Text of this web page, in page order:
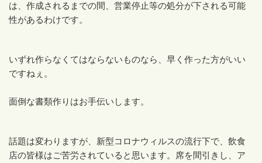
は、作成されるまでの間、営業停止等の処分が下される可能
性があるわけです。
いずれ作らなくてはならないものなら、早く作った方がいい
ですねぇ。
面倒な書類作りはお手伝いします。
話題は変わりますが、新型コロナウィルスの流行下で、飲食
店の皆様はご苦労されていると思います。席を間引きし、ア